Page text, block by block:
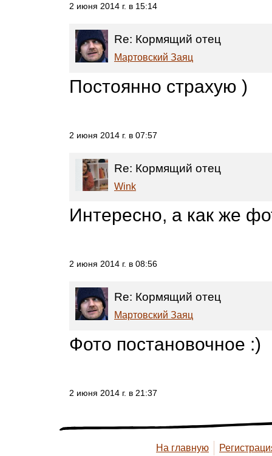
2 июня 2014 г. в 15:14
Re: Кормящий отец
Мартовский Заяц
Постоянно страхую )
2 июня 2014 г. в 07:57
Re: Кормящий отец
Wink
Интересно, а как же
2 июня 2014 г. в 08:56
Re: Кормящий отец
Мартовский Заяц
Фото постановочное :)
2 июня 2014 г. в 21:37
На главную